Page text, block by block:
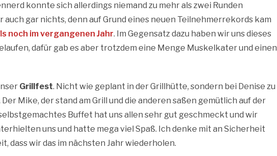
konnte sich allerdings niemand zu mehr als zwei Runden
auch gar nichts, denn auf Grund eines neuen Teilnehmerrekords kam
noch im vergangenen Jahr. Im Gegensatz dazu haben wir uns dieses
dafür gab es aber trotzdem eine Menge Muskelkater und einen
Grillfest. Nicht wie geplant in der Grillhütte, sondern bei Denise zu
Der Mike, der stand am Grill und die anderen saßen gemütlich auf der
Buffet hat uns allen sehr gut geschmeckt und wir
uns und hatte mega viel Spaß. Ich denke mit an Sicherheit
dass wir das im nächsten Jahr wiederholen.